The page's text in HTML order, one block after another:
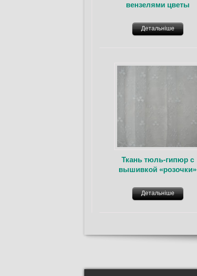
вензелями цветы
Детальніше
Ткань тюль-гипюр с
вышивкой «розочки»
Детальніше